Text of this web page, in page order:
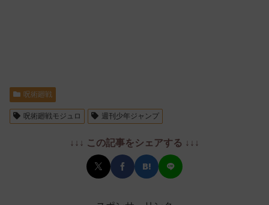
呪術廻戦
呪術廻戦モジュロ 週刊少年ジャンプ
↓↓↓ この記事をシェアする ↓↓↓